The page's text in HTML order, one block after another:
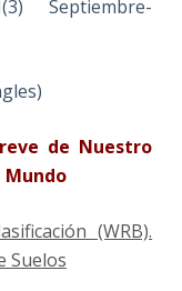
Septiembre-
de Nuestro
Mundo
(WRB).
Suelos